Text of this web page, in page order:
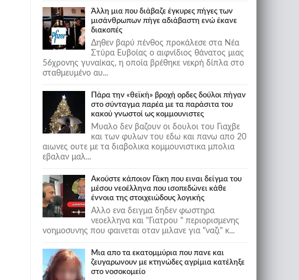
Άλλη μια που διάβαζε έγκυρες πήγες των
μισάνθρωπων πήγε αδιάβαστη ενώ έκανε
διακοπές
Δηθεν βαρύ πένθος προκάλεσε στα Νέα
Στύρα Ευβοίας ο αιφνίδιος θάνατος μιας
56χρονης γυναίκας, η οποία βρέθηκε νεκρή δίπλα στο
σταθμευμένο αυ...
Πάρα την «θεϊκή» βροχή ορδες δούλοι πήγαν
στο σύνταγμα παρέα με τα παράσιτα του
κακού γνωστοί ως κομμουνιστες
Μυαλο δεν βαζουν οι δουλοι του Γιαχβε
και των φυλων του εδω και πανω απο 20
αιωνες ουτε με τα διαβολικα κομμουνιστικα μπολια
εβαλαν μαλ...
Ακούστε κάποιον Γάκη που ειναι δείγμα του
μέσου νεοέλληνα που ισοπεδώνει κάθε
έννοια της στοιχειώδους λογικής
Αλλο ενα δειγμα δηδεν φωστηρα
νεοελληνα και "Γιατρου " περιορισμενης
νοημοσυνης που φαινεται οταν μιλανε για "ναζι" κ...
Μια απο τα εκατομμύρια που πανε και
ζευγαρωνουν με κτηνώδες αγρίμια κατέληξε
στο νοσοκομείο